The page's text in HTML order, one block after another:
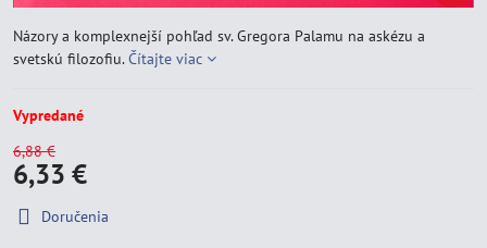
Názory a komplexnejší pohľad sv. Gregora Palamu na askézu a
svetskú filozofiu.Čítajte viac
Vypredané
6,88 €
6,33 €
Doručenia